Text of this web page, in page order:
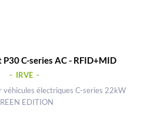
C-series AC - RFID+MID
- IRVE -
véhicules électriques C-series 22kW
EDITION